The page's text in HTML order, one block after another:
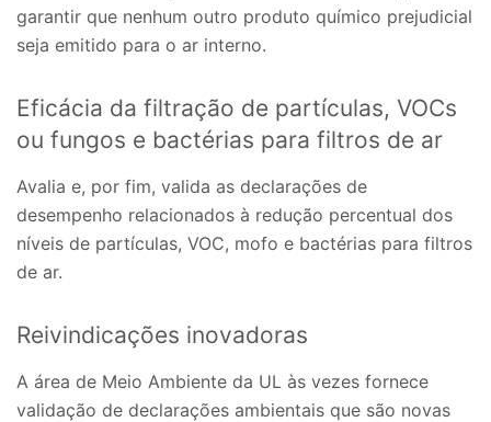
garantir que nenhum outro produto químico prejudicial
seja emitido para o ar interno.
Eficácia da filtração de partículas, VOCs
ou fungos e bactérias para filtros de ar
Avalia e, por fim, valida as declarações de
desempenho relacionados à redução percentual dos
níveis de partículas, VOC, mofo e bactérias para filtros
de ar.
Reivindicações inovadoras
A área de Meio Ambiente da UL às vezes fornece
validação de declarações ambientais que são novas